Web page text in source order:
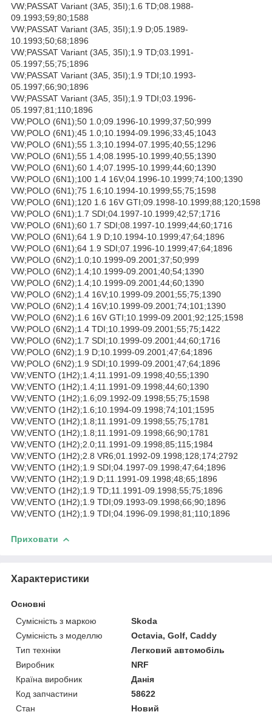
VW;PASSAT Variant (3A5, 35I);1.6 TD;08.1988-
09.1993;59;80;1588
VW;PASSAT Variant (3A5, 35I);1.9 D;05.1989-
10.1993;50;68;1896
VW;PASSAT Variant (3A5, 35I);1.9 TD;03.1991-
05.1997;55;75;1896
VW;PASSAT Variant (3A5, 35I);1.9 TDI;10.1993-
05.1997;66;90;1896
VW;PASSAT Variant (3A5, 35I);1.9 TDI;03.1996-
05.1997;81;110;1896
VW;POLO (6N1);50 1.0;09.1996-10.1999;37;50;999
VW;POLO (6N1);45 1.0;10.1994-09.1996;33;45;1043
VW;POLO (6N1);55 1.3;10.1994-07.1995;40;55;1296
VW;POLO (6N1);55 1.4;08.1995-10.1999;40;55;1390
VW;POLO (6N1);60 1.4;07.1995-10.1999;44;60;1390
VW;POLO (6N1);100 1.4 16V;04.1996-10.1999;74;100;1390
VW;POLO (6N1);75 1.6;10.1994-10.1999;55;75;1598
VW;POLO (6N1);120 1.6 16V GTI;09.1998-10.1999;88;120;1598
VW;POLO (6N1);1.7 SDI;04.1997-10.1999;42;57;1716
VW;POLO (6N1);60 1.7 SDI;08.1997-10.1999;44;60;1716
VW;POLO (6N1);64 1.9 D;10.1994-10.1999;47;64;1896
VW;POLO (6N1);64 1.9 SDI;07.1996-10.1999;47;64;1896
VW;POLO (6N2);1.0;10.1999-09.2001;37;50;999
VW;POLO (6N2);1.4;10.1999-09.2001;40;54;1390
VW;POLO (6N2);1.4;10.1999-09.2001;44;60;1390
VW;POLO (6N2);1.4 16V;10.1999-09.2001;55;75;1390
VW;POLO (6N2);1.4 16V;10.1999-09.2001;74;101;1390
VW;POLO (6N2);1.6 16V GTI;10.1999-09.2001;92;125;1598
VW;POLO (6N2);1.4 TDI;10.1999-09.2001;55;75;1422
VW;POLO (6N2);1.7 SDI;10.1999-09.2001;44;60;1716
VW;POLO (6N2);1.9 D;10.1999-09.2001;47;64;1896
VW;POLO (6N2);1.9 SDI;10.1999-09.2001;47;64;1896
VW;VENTO (1H2);1.4;11.1991-09.1998;40;55;1390
VW;VENTO (1H2);1.4;11.1991-09.1998;44;60;1390
VW;VENTO (1H2);1.6;09.1992-09.1998;55;75;1598
VW;VENTO (1H2);1.6;10.1994-09.1998;74;101;1595
VW;VENTO (1H2);1.8;11.1991-09.1998;55;75;1781
VW;VENTO (1H2);1.8;11.1991-09.1998;66;90;1781
VW;VENTO (1H2);2.0;11.1991-09.1998;85;115;1984
VW;VENTO (1H2);2.8 VR6;01.1992-09.1998;128;174;2792
VW;VENTO (1H2);1.9 SDI;04.1997-09.1998;47;64;1896
VW;VENTO (1H2);1.9 D;11.1991-09.1998;48;65;1896
VW;VENTO (1H2);1.9 TD;11.1991-09.1998;55;75;1896
VW;VENTO (1H2);1.9 TDI;09.1993-09.1998;66;90;1896
VW;VENTO (1H2);1.9 TDI;04.1996-09.1998;81;110;1896
Приховати
Характеристики
Основні
Сумісність з маркою
Skoda
Сумісність з моделлю
Octavia, Golf, Caddy
Тип техніки
Легковий автомобіль
Виробник
NRF
Країна виробник
Данія
Код запчастини
58622
Стан
Новий